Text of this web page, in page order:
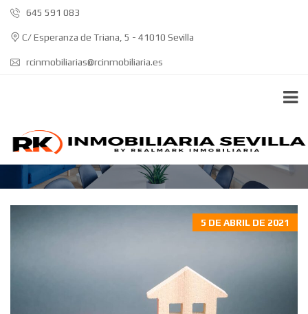
645 591 083
C/ Esperanza de Triana, 5 - 41010 Sevilla
rcinmobiliarias@rcinmobiliaria.es
IMPUESTO DE SUCESIONES QUE ES
5 DE ABRIL DE 2021